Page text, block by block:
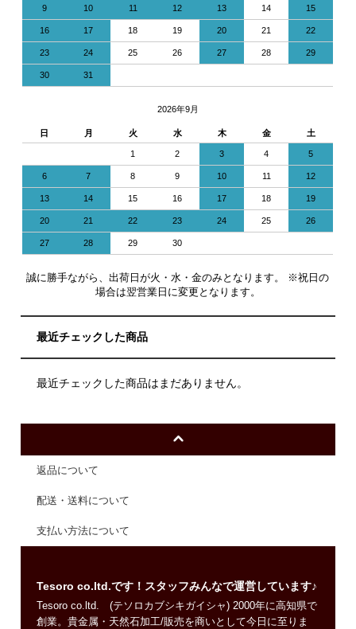
9 10 11 12 13 14 15
16 17 18 19 20 21 22
23 24 25 26 27 28 29
30 31
2026年9月
日 月 火 水 木 金 土
1 2 3 4 5
6 7 8 9 10 11 12
13 14 15 16 17 18 19
20 21 22 23 24 25 26
27 28 29 30
誠に勝手ながら、出荷日が火・水・金のみとなります。 ※祝日の
場合は翌営業日に変更となります。
最近チェックした商品
最近チェックした商品はまだありません。
返品について
配送・送料について
支払い方法について
Tesoro co.ltd.です！スタッフみんなで運営しています♪
Tesoro co.ltd. (テソロカブシキガイシャ) 2000年に高知県で
創業。貴金属・天然石加工/販売を商いとして今日に至りま